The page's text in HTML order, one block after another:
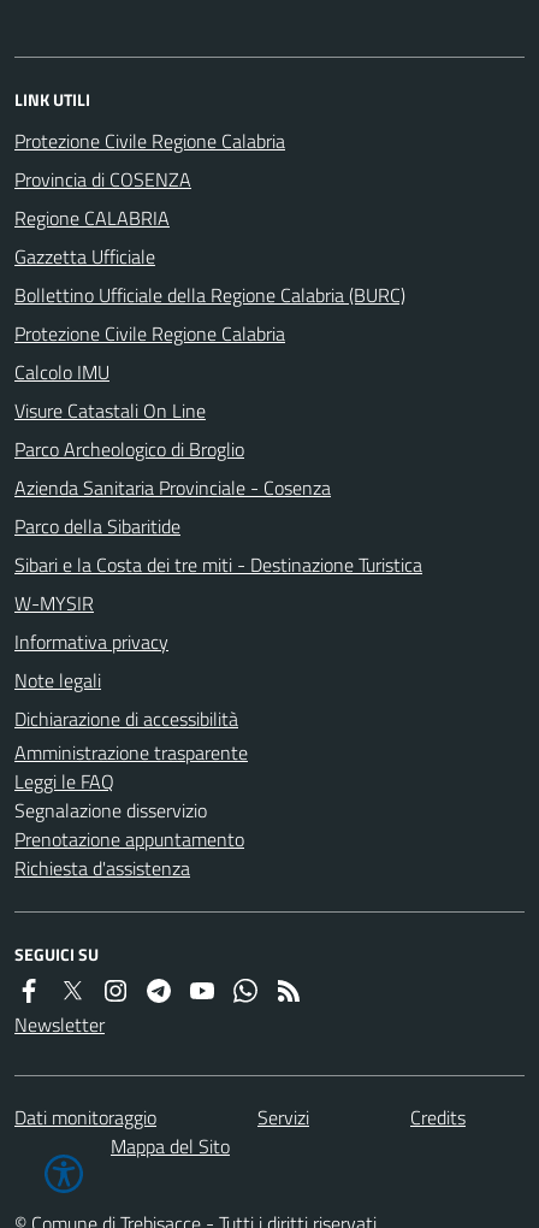
LINK UTILI
Protezione Civile Regione Calabria
Provincia di COSENZA
Regione CALABRIA
Gazzetta Ufficiale
Bollettino Ufficiale della Regione Calabria (BURC)
Protezione Civile Regione Calabria
Calcolo IMU
Visure Catastali On Line
Parco Archeologico di Broglio
Azienda Sanitaria Provinciale - Cosenza
Parco della Sibaritide
Sibari e la Costa dei tre miti - Destinazione Turistica
W-MYSIR
Informativa privacy
Note legali
Dichiarazione di accessibilità
Amministrazione trasparente
Leggi le FAQ
Segnalazione disservizio
Prenotazione appuntamento
Richiesta d'assistenza
SEGUICI SU
Newsletter
Dati monitoraggio Servizi
Credits
Mappa del Sito